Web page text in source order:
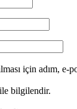
için adım, e-
bilgilendir.